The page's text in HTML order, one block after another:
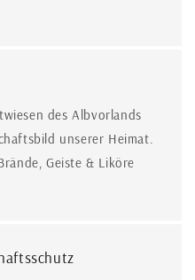
des Albvorlands
unserer Heimat.
Geiste & Liköre